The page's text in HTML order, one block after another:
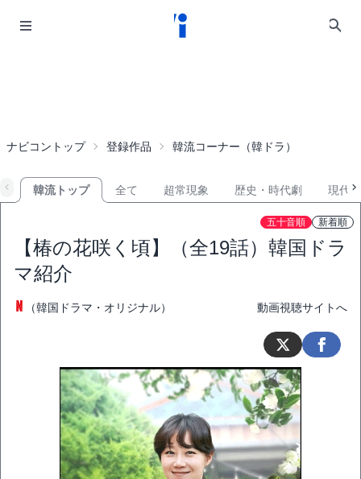
ナビコントップ 登録作品 韓流コーナー（韓ドラ）
韓流トップ 全て 超常現象 歴史・時代劇 現代
五十音順 新着順
【椿の花咲く頃】（全19話）韓国ドラ
マ紹介
（韓国ドラマ・オリジナル） 動画視聴サイトへ